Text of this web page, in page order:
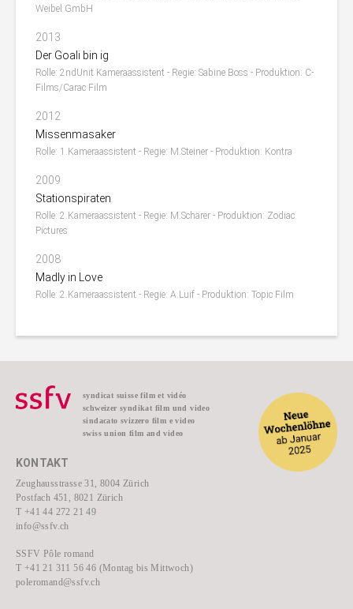
Weibel GmbH
2013
Der Goali bin ig
Rolle: 2ndUnit Kameraassistent - Regie: Sabine Boss - Produktion: C-
Films/Carac Film
2012
Missenmasaker
Rolle: 1.Kameraassistent - Regie: M.Steiner - Produktion: Kontra
2009
Stationspiraten
Rolle: 2.Kameraassistent - Regie: M.Schärer - Produktion: Zodiac
Pictures
2008
Madly in Love
Rolle: 2.Kameraassistent - Regie: A.Luif - Produktion: Topic Film
syndicat suisse film et vidéo
schweizer syndikat film und video
sindacato svizzero film e video
swiss union film and video
KONTAKT
Zeughausstrasse 31, 8004 Zürich
Postfach 451, 8021 Zürich
T +41 44 272 21 49
info@ssfv.ch
SSFV Pôle romand
T +41 21 311 56 46 (Montag bis Mittwoch)
poleromand@ssfv.ch